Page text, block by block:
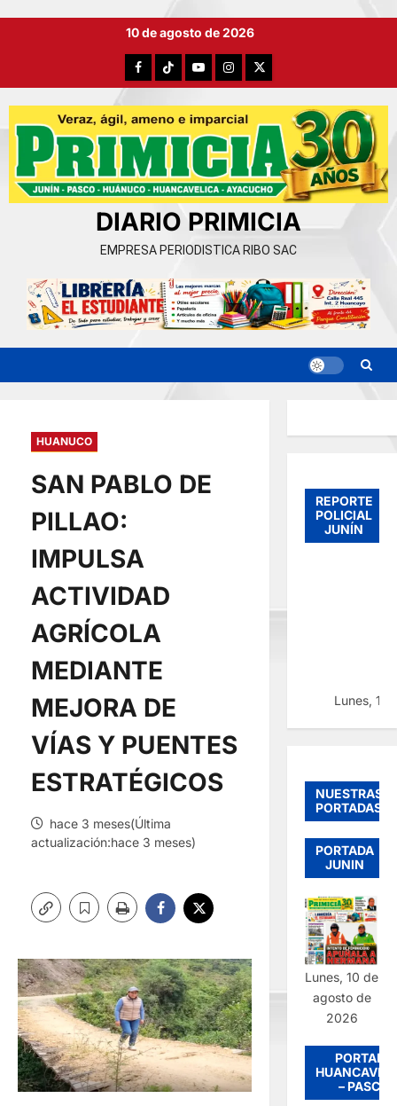
10 de agosto de 2026
FacebookTikTokYouTubeInstagram
X
DIARIO PRIMICIA
EMPRESA PERIODISTICA RIBO SAC
HUANUCO
SAN PABLO DE
PILLAO:
IMPULSA
ACTIVIDAD
AGRÍCOLA
MEDIANTE
MEJORA DE
VÍAS Y PUENTES
ESTRATÉGICOS
hace 3 meses(Última
actualización:hace 3 meses)
REPORTE
POLICIAL
JUNÍN
Lunes, 10
NUESTRAS
PORTADAS
PORTADA
JUNIN
Lunes, 10 de
agosto de
2026
PORTADA
– PASCO